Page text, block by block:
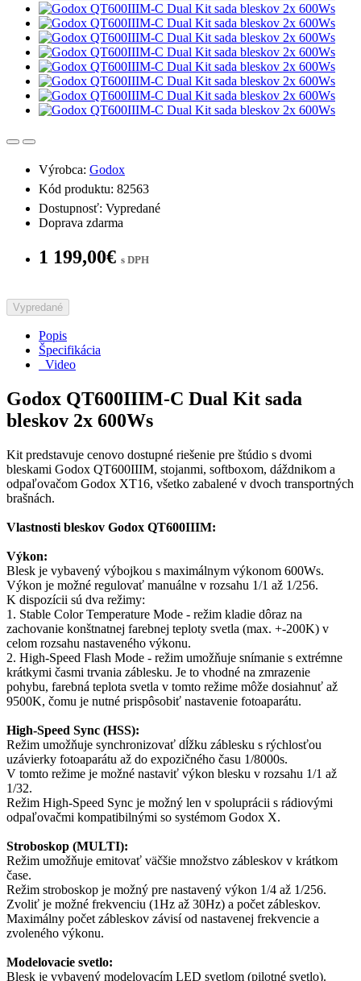
Výrobca: Godox
Kód produktu: 82563
Dostupnosť: Vypredané
Doprava zdarma
1 199,00€ s DPH
Vypredané
Popis
Špecifikácia
Video
Godox QT600IIIM-C Dual Kit sada
bleskov 2x 600Ws
Kit predstavuje cenovo dostupné riešenie pre štúdio s dvomi
bleskami Godox QT600IIIM, stojanmi, softboxom, dáždnikom a
odpaľovačom Godox XT16, všetko zabalené v dvoch transportných
brašnách.
Vlastnosti bleskov Godox QT600IIIM:
Výkon:
Blesk je vybavený výbojkou s maximálnym výkonom 600Ws.
Výkon je možné regulovať manuálne v rozsahu 1/1 až 1/256.
K dispozícii sú dva režimy:
1. Stable Color Temperature Mode - režim kladie dôraz na
zachovanie konštnatnej farebnej teploty svetla (max. +-200K) v
celom rozsahu nastaveného výkonu.
2. High-Speed Flash Mode - režim umožňuje snímanie s extrémne
krátkymi časmi trvania záblesku. Je to vhodné na zmrazenie
pohybu, farebná teplota svetla v tomto režime môže dosiahnuť až
9500K, čomu je nutné prispôsobiť nastavenie fotoaparátu.
High-Speed Sync (HSS):
Režim umožňuje synchronizovať dĺžku záblesku s rýchlosťou
uzávierky fotoaparátu až do expozičného času 1/8000s.
V tomto režime je možné nastaviť výkon blesku v rozsahu 1/1 až
1/32.
Režim High-Speed Sync je možný len v spoluprácii s rádiovými
odpaľovačmi kompatibilnými so systémom Godox X.
Stroboskop (MULTI):
Režim umožňuje emitovať väčšie množstvo zábleskov v krátkom
čase.
Režim stroboskop je možný pre nastavený výkon 1/4 až 1/256.
Zvoliť je možné frekvenciu (1Hz až 30Hz) a počet zábleskov.
Maximálny počet zábleskov závisí od nastavenej frekvencie a
zvoleného výkonu.
Modelovacie svetlo:
Blesk je vybavený modelovacím LED svetlom (pilotné svetlo).